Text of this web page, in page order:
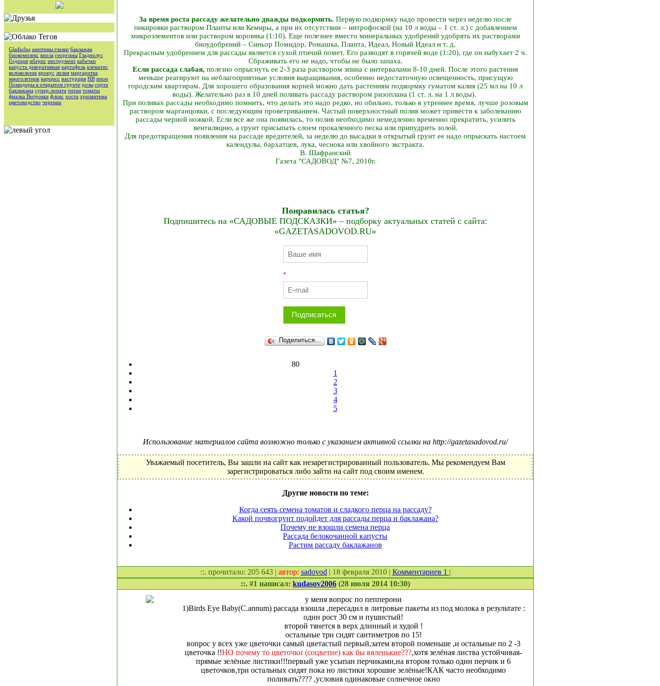
Gladiolus анютины глазки баклажан
биокомплекс виола георгины Гладиолус
Годеция иберис инструмент кабачки
капуста декоративная картофель клематис
колокольчик крокус лилия маргаритка
многолетник нарцисс настурция НВ пион
Помидоры в открытом грунте розы сорта
баклажана супер-лопата титан томаты
фиалка Витрокка флокс хоста хризантема
цветоводство черенки
За время роста рассаду желательно дважды подкормить. Первую подкормку надо провести через неделю после
пикировки раствором Планты или Кемиры, а при их отсутствии – нитрофоской (на 10 л воды – 1 ст. л.) с добавлением
микроэлементов или раствором коровяка (1:10). Еще полезнее вместо минеральных удобрений удобрять их растворами
биоудобрений – Синьор Помидор, Ромашка, Планта, Идеал, Новый Идеал и т. д.
Прекрасным удобрением для рассады является сухой птичий помет. Его разводят в горячей воде (1:20), где он набухает 2 ч.
Сбраживать его не надо, чтобы не было запаха.
Если рассада слабая, полезно опрыснуть ее 2-3 раза раствором эпина с интервалами 8-10 дней. После этого растения
меньше реагируют на неблагоприятные условия выращивания, особенно недостаточную освещенность, присущую
городским квартирам. Для хорошего образования корней можно дать растениям подкормку гуматом калия (25 мл на 10 л
воды). Желательно раз в 10 дней поливать рассаду раствором ризоплана (1 ст. л. на 1 л воды).
При поливах рассады необходимо помнить, что делать это надо редко, но обильно, только в утреннее время, лучше розовым
раствором марганцовки, с последующим проветриванием. Частый поверхностный полив может привести к заболеванию
рассады черной ножкой. Если все же она появилась, то полив необходимо немедленно временно прекратить, усилить
вентиляцию, а грунт присыпать слоем прокаленного песка или припудрить золой.
Для предотвращения появления на рассаде вредителей, за неделю до высадки в открытый грунт ее надо опрыскать настоем
календулы, бархатцев, лука, чеснока или хвойного экстракта.
В. Шафранский
Газета "САДОВОД" №7, 2010г.
Понравилась статья?
Подпишитесь на «САДОВЫЕ ПОДСКАЗКИ» – подборку актуальных статей с сайта:
«GAZETASADOVOD.RU»
*
Подписаться
Поделиться…
80
1
2
3
4
5
Использование материалов сайта возможно только с указанием активной ссылки на http://gazetasadovod.ru/
Уважаемый посетитель, Вы зашли на сайт как незарегистрированный пользователь. Мы рекомендуем Вам
зарегистрироваться либо зайти на сайт под своим именем.
Другие новости по теме:
Когда сеять семена томатов и сладкого перца на рассаду?
Какой почвогрунт подойдет для рассады перца и баклажана?
Почему не взошли семена перца
Рассада белокочанной капусты
Растим рассаду баклажанов
::. прочитало: 205 643 | автор: sadovod | 18 февраля 2010 | Комментариев 1 |
::. #1 написал: kudasov2006 (28 июля 2014 10:30)
у меня вопрос по пепперони
1)Birds Eye Baby(C.annum) рассада взошла ,пересадил в литровые пакеты из под молока в результате :
один рост 30 см и пушистый!
второй тянется в верх длинный и худой !
остальные три сидят сантиметров по 15!
вопрос у всех уже цветочки самый цветастый первый,затем второй поменьше ,и остальные по 2 -3
цветочка !!НО почему то цветочки (соцветие) как бы вяленькие???,хотя зелёная листва устойчивая-
прямые зелёные листики!!!первый уже усыпан перчиками,на втором только один перчик и 6
цветочков,три остальных сидят пока но листики хорошие зелёные!КАК часто необходимо
поливать???? ,условия одинаковые солнечное окно